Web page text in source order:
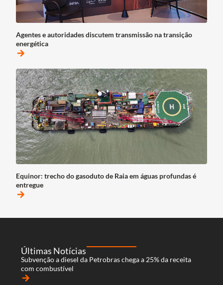
Agentes e autoridades discutem transmissão na transição
energética
arrow_forward
Equinor: trecho do gasoduto de Raia em águas profundas é
entregue
arrow_forward
Últimas Notícias
Subvenção a diesel da Petrobras chega a 25% da receita
com combustível
arrow_forward